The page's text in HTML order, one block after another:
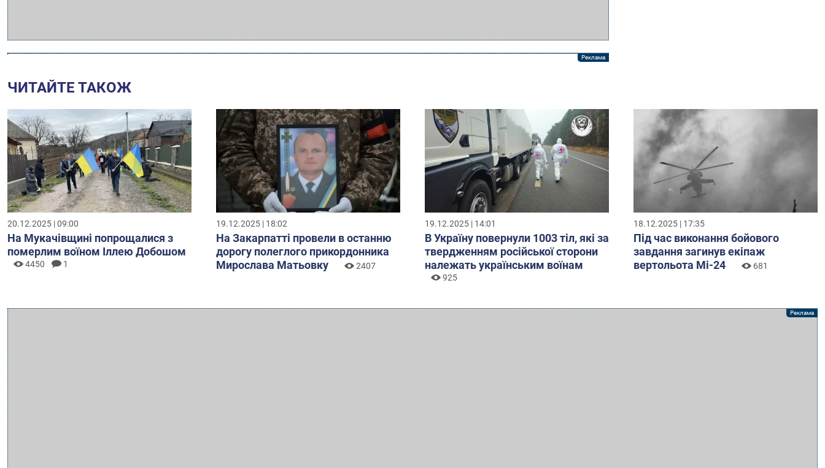
ЧИТАЙТЕ ТАКОЖ
20.12.2025 | 09:00
На Мукачівщині попрощалися з
померлим воїном Іллею Добошом
4450 1
19.12.2025 | 18:02
На Закарпатті провели в останню
дорогу полеглого прикордонника
Мирослава Матьовку
2407
19.12.2025 | 14:01
В Україну повернули 1003 тіл, які за
твердженням російської сторони
належать українським воїнам
925
18.12.2025 | 17:35
Під час виконання бойового
завдання загинув екіпаж
вертольота Мі-24
681